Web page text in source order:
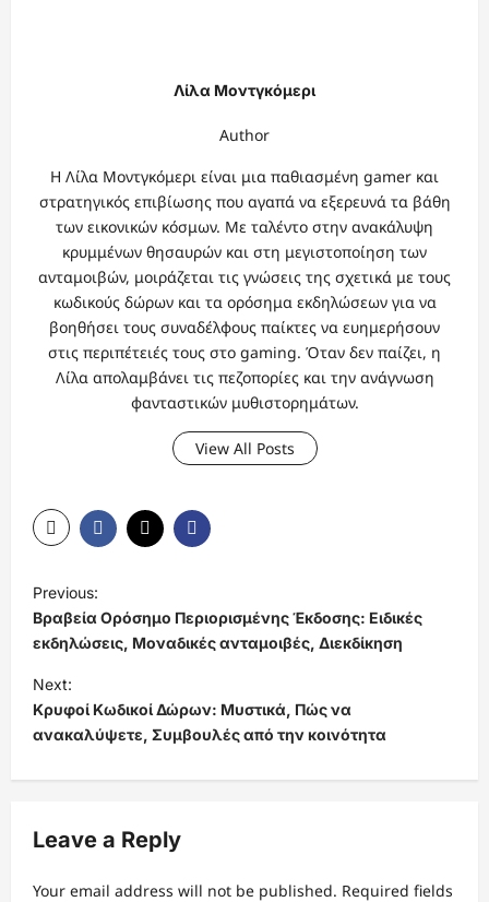
Λίλα Μοντγκόμερι
Author
Η Λίλα Μοντγκόμερι είναι μια παθιασμένη gamer και
στρατηγικός επιβίωσης που αγαπά να εξερευνά τα βάθη
των εικονικών κόσμων. Με ταλέντο στην ανακάλυψη
κρυμμένων θησαυρών και στη μεγιστοποίηση των
ανταμοιβών, μοιράζεται τις γνώσεις της σχετικά με τους
κωδικούς δώρων και τα ορόσημα εκδηλώσεων για να
βοηθήσει τους συναδέλφους παίκτες να ευημερήσουν
στις περιπέτειές τους στο gaming. Όταν δεν παίζει, η
Λίλα απολαμβάνει τις πεζοπορίες και την ανάγνωση
φανταστικών μυθιστορημάτων.
View All Posts
o
s
t
n
a
v
g
a
Previous:
Βραβεία Ορόσημο Περιορισμένης Έκδοσης: Ειδικές
εκδηλώσεις, Μοναδικές ανταμοιβές, Διεκδίκηση
Next:
Κρυφοί Κωδικοί Δώρων: Μυστικά, Πώς να
ανακαλύψετε, Συμβουλές από την κοινότητα
Leave a Reply
Your email address will not be published. Required fields